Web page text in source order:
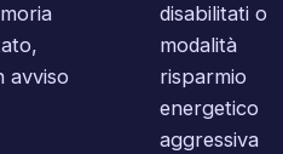
avviso
disabilitati o
modalità
risparmio
energetico
aggressiva